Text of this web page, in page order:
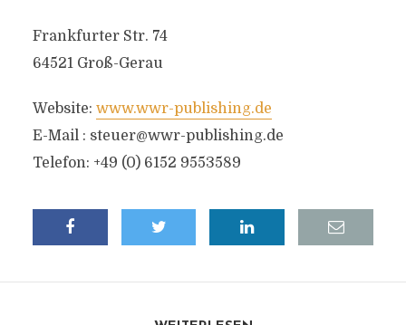
Frankfurter Str. 74
64521 Groß-Gerau
Website: www.wwr-publishing.de
E-Mail : steuer@wwr-publishing.de
Telefon: +49 (0) 6152 9553589